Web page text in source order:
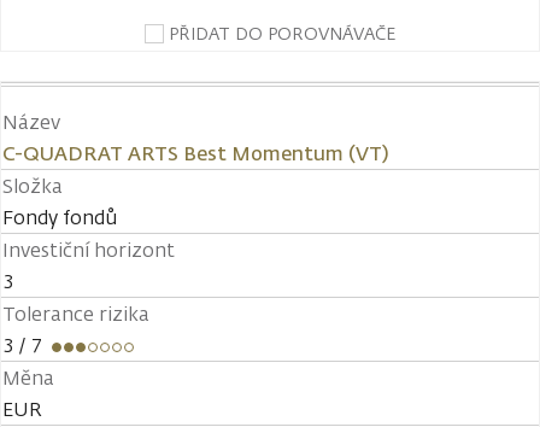
PŘIDAT DO POROVNÁVAČE
Název
C-QUADRAT ARTS Best Momentum (VT)
Složka
Fondy fondů
Investiční horizont
3
Tolerance rizika
3 / 7
Měna
EUR